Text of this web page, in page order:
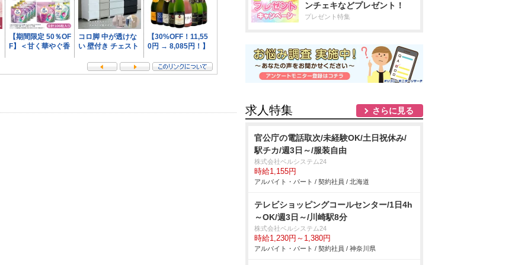
ンチェキなどプレゼント！
プレゼント特集
求人特集 さらに見る
官公庁の電話取次/未経験OK/土日祝休み/
駅チカ/週3日～/服装自由
株式会社ベルシステム24
時給1,155円
アルバイト・パート / 契約社員 / 北海道
テレビショッピングコールセンター/1日4h
～OK/週3日～/川崎駅8分
株式会社ベルシステム24
時給1,230円～1,380円
アルバイト・パート / 契約社員 / 神奈川県